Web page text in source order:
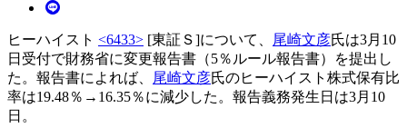
ヒーハイスト <6433> [東証Ｓ]について、 尾崎文彦氏は3月10
日受付で財務省に変更報告書（5％ルール報告書）を提出し
た。報告書によれば、
尾崎文彦氏のヒーハイスト株式保有比
率は19.48％→16.35％に減少した。報告義務発生日は3月10
日。